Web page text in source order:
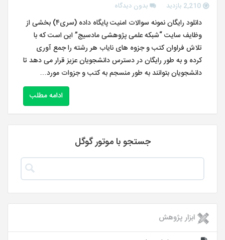
2,210 بازدید بدون دیدگاه
دانلود رایگان نمونه سوالات امنیت پایگاه داده (سری۴) بخشی از
وظایف سایت “شبکه علمی پژوهشی مادسیج” این است که با
تلاش فراوان کتب و جزوه های نایاب هر رشته را جمع آوری
کرده و به طور رایگان در دسترس دانشجویان عزیز قرار می دهد تا
دانشجویان بتوانند به طور منسجم به کتب و جزوات مورد…
ادامه مطلب
جستجو با موتور گوگل
ابزار پژوهش